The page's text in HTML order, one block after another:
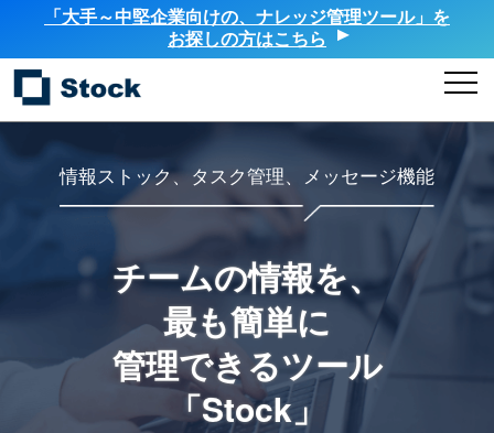
「大手～中堅企業向けの、ナレッジ管理ツール」を
お探しの方はこちら
情報ストック、タスク管理、メッセージ機能
チームの情報を、
最も簡単に
管理できるツール
「Stock」